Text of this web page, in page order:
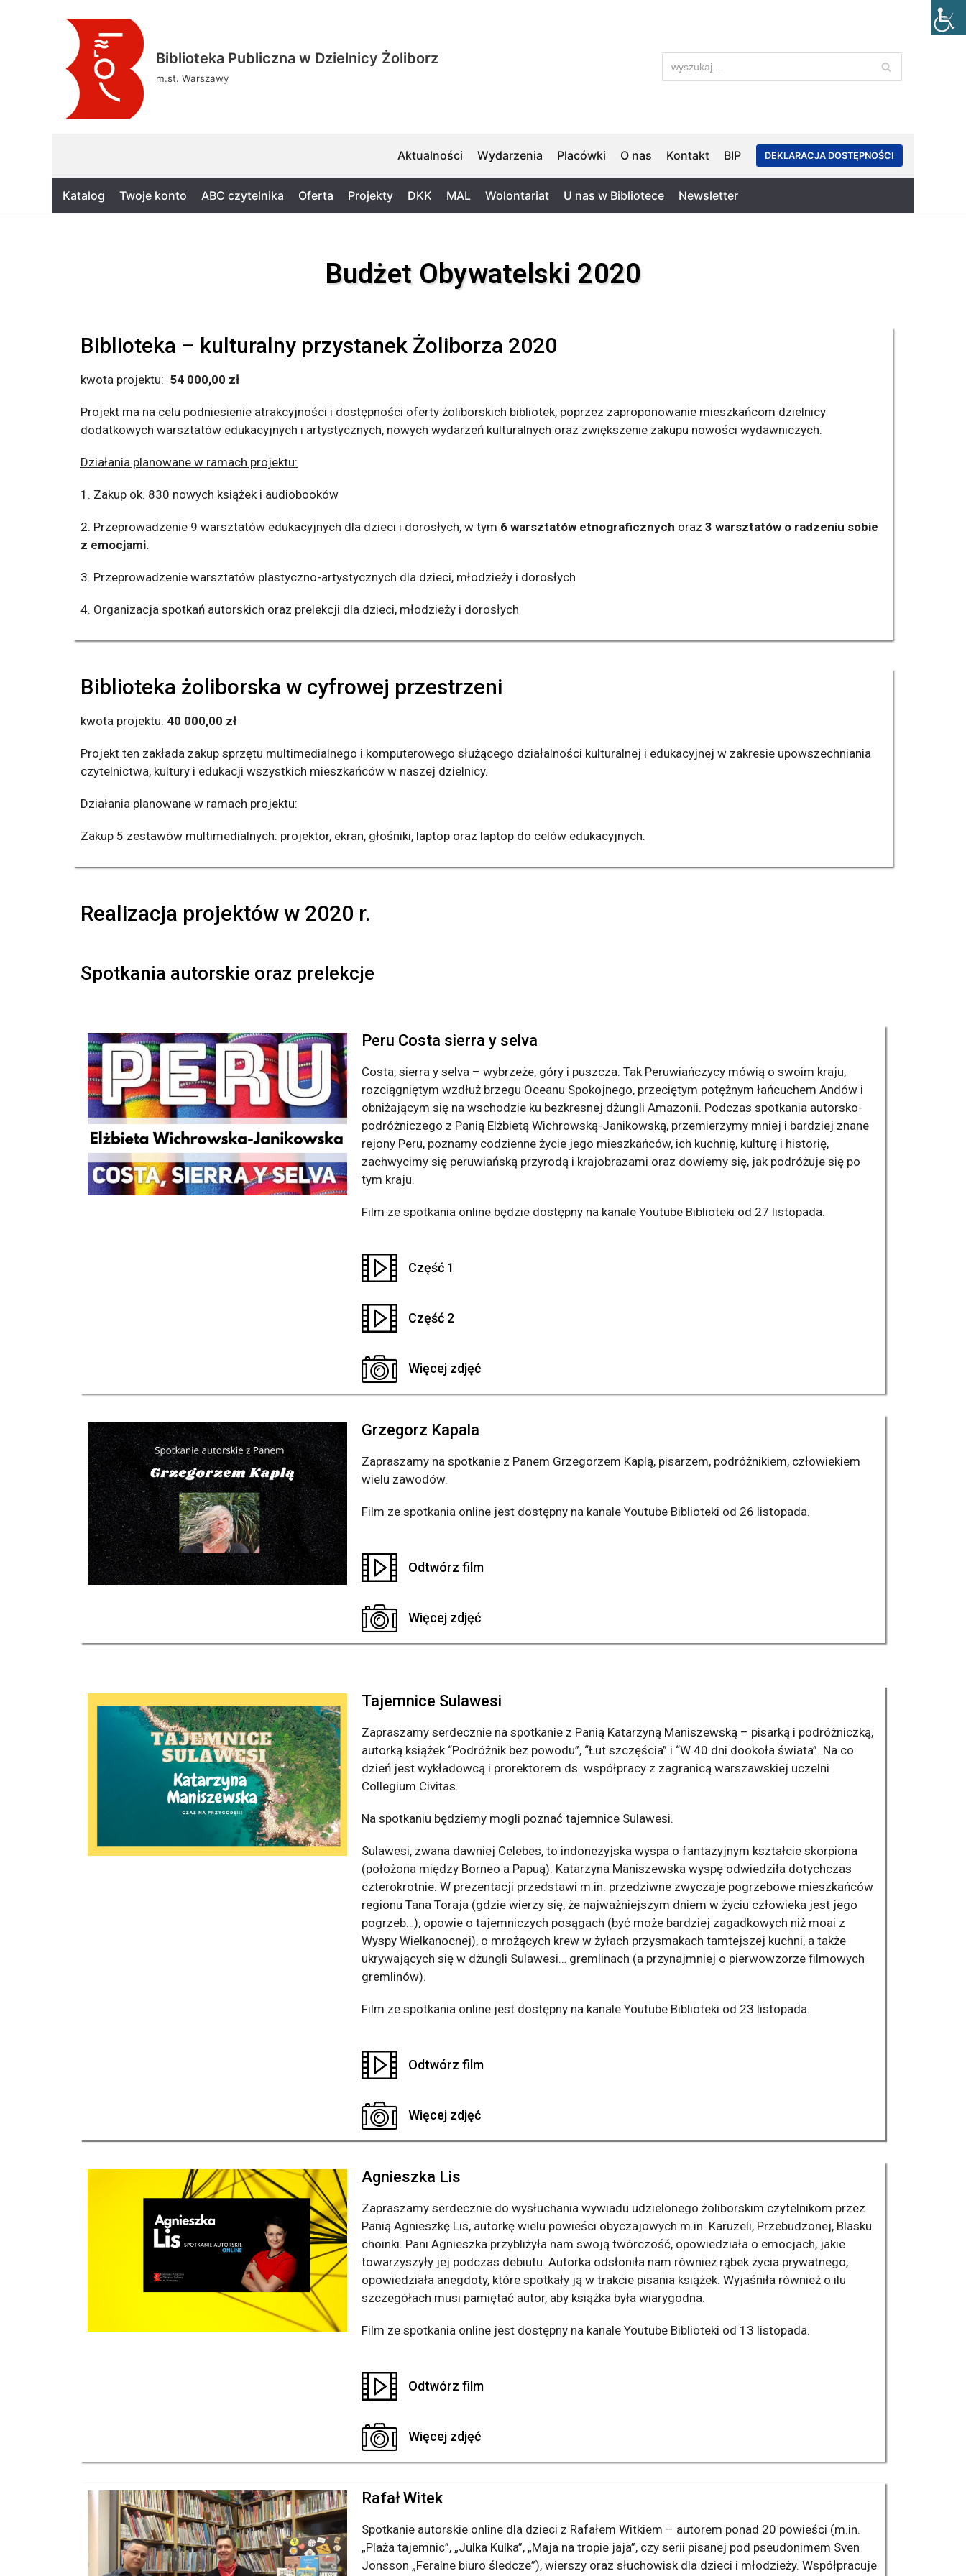
Biblioteka Publiczna w Dzielnicy Żoliborz
m.st. Warszawy
Aktualności Wydarzenia Placówki O nas Kontakt BIP DEKLARACJA DOSTĘPNOŚCI
Katalog Twoje konto ABC czytelnika Oferta Projekty DKK MAL Wolontariat U nas w Bibliotece Newsletter
Budżet Obywatelski 2020
Biblioteka – kulturalny przystanek Żoliborza 2020
kwota projektu: 54 000,00 zł
Projekt ma na celu podniesienie atrakcyjności i dostępności oferty żoliborskich bibliotek, poprzez zaproponowanie mieszkańcom dzielnicy
dodatkowych warsztatów edukacyjnych i artystycznych, nowych wydarzeń kulturalnych oraz zwiększenie zakupu nowości wydawniczych.
Działania planowane w ramach projektu:
1. Zakup ok. 830 nowych książek i audiobooków
2. Przeprowadzenie 9 warsztatów edukacyjnych dla dzieci i dorosłych, w tym 6 warsztatów etnograficznych oraz 3 warsztatów o radzeniu sobie
z emocjami.
3. Przeprowadzenie warsztatów plastyczno-artystycznych dla dzieci, młodzieży i dorosłych
4. Organizacja spotkań autorskich oraz prelekcji dla dzieci, młodzieży i dorosłych
Biblioteka żoliborska w cyfrowej przestrzeni
kwota projektu: 40 000,00 zł
Projekt ten zakłada zakup sprzętu multimedialnego i komputerowego służącego działalności kulturalnej i edukacyjnej w zakresie upowszechniania
czytelnictwa, kultury i edukacji wszystkich mieszkańców w naszej dzielnicy.
Działania planowane w ramach projektu:
Zakup 5 zestawów multimedialnych: projektor, ekran, głośniki, laptop oraz laptop do celów edukacyjnych.
Realizacja projektów w 2020 r.
Spotkania autorskie oraz prelekcje
Peru Costa sierra y selva
Costa, sierra y selva – wybrzeże, góry i puszcza. Tak Peruwiańczycy mówią o swoim kraju,
rozciągniętym wzdłuż brzegu Oceanu Spokojnego, przeciętym potężnym łańcuchem Andów i
obniżającym się na wschodzie ku bezkresnej dżungli Amazonii. Podczas spotkania autorsko-
podróżniczego z Panią Elżbietą Wichrowską-Janikowską, przemierzymy mniej i bardziej znane
rejony Peru, poznamy codzienne życie jego mieszkańców, ich kuchnię, kulturę i historię,
zachwycimy się peruwiańską przyrodą i krajobrazami oraz dowiemy się, jak podróżuje się po
tym kraju.
Film ze spotkania online będzie dostępny na kanale Youtube Biblioteki od 27 listopada.
Część 1
Część 2
Więcej zdjęć
Grzegorz Kapala
Zapraszamy na spotkanie z Panem Grzegorzem Kaplą, pisarzem, podróżnikiem, człowiekiem
wielu zawodów.
Film ze spotkania online jest dostępny na kanale Youtube Biblioteki od 26 listopada.
Odtwórz film
Więcej zdjęć
Tajemnice Sulawesi
Zapraszamy serdecznie na spotkanie z Panią Katarzyną Maniszewską – pisarką i podróżniczką,
autorką książek “Podróżnik bez powodu”, “Łut szczęścia” i “W 40 dni dookoła świata”. Na co
dzień jest wykładowcą i prorektorem ds. współpracy z zagranicą warszawskiej uczelni
Collegium Civitas.
Na spotkaniu będziemy mogli poznać tajemnice Sulawesi.
Sulawesi, zwana dawniej Celebes, to indonezyjska wyspa o fantazyjnym kształcie skorpiona
(położona między Borneo a Papuą). Katarzyna Maniszewska wyspę odwiedziła dotychczas
czterokrotnie. W prezentacji przedstawi m.in. przedziwne zwyczaje pogrzebowe mieszkańców
regionu Tana Toraja (gdzie wierzy się, że najważniejszym dniem w życiu człowieka jest jego
pogrzeb…), opowie o tajemniczych posągach (być może bardziej zagadkowych niż moai z
Wyspy Wielkanocnej), o mrożących krew w żyłach przysmakach tamtejszej kuchni, a także
ukrywających się w dżungli Sulawesi… gremlinach (a przynajmniej o pierwowzorze filmowych
gremlinów).
Film ze spotkania online jest dostępny na kanale Youtube Biblioteki od 23 listopada.
Odtwórz film
Więcej zdjęć
Agnieszka Lis
Zapraszamy serdecznie do wysłuchania wywiadu udzielonego żoliborskim czytelnikom przez
Panią Agnieszkę Lis, autorkę wielu powieści obyczajowych m.in. Karuzeli, Przebudzonej, Blasku
choinki. Pani Agnieszka przybliżyła nam swoją twórczość, opowiedziała o emocjach, jakie
towarzyszyły jej podczas debiutu. Autorka odsłoniła nam również rąbek życia prywatnego,
opowiedziała anegdoty, które spotkały ją w trakcie pisania książek. Wyjaśniła również o ilu
szczegółach musi pamiętać autor, aby książka była wiarygodna.
Film ze spotkania online jest dostępny na kanale Youtube Biblioteki od 13 listopada.
Odtwórz film
Więcej zdjęć
Rafał Witek
Spotkanie autorskie online dla dzieci z Rafałem Witkiem – autorem ponad 20 powieści (m.in.
„Plaża tajemnic”, „Julka Kulka”, „Maja na tropie jaja”, czy serii pisanej pod pseudonimem Sven
Jonsson „Feralne biuro śledcze”), wierszy oraz słuchowisk dla dzieci i młodzieży. Współpracuje